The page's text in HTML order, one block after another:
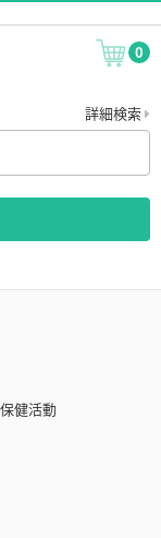
0
詳細検索
健活動